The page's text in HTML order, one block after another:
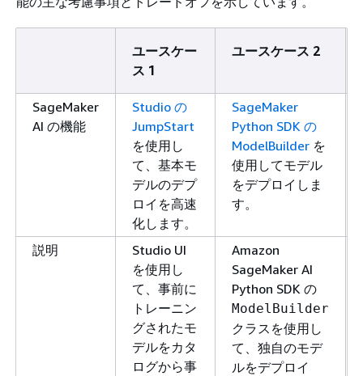
ユースケー
ス 1
ユースケース 2
SageMaker
AI の機能
Studio の
JumpStart
を使用し
て、基本モ
デルのデプ
ロイを高速
化します。
SageMaker
Python SDK の
ModelBuilder を
使用してモデル
をデプロイしま
す。
説明
Studio UI
を使用し
て、事前に
トレーニン
グされたモ
デルをカタ
ログから事
Amazon
SageMaker AI
Python SDK の
ModelBuilder
クラスを使用し
て、独自のモデ
ルをデプロイ